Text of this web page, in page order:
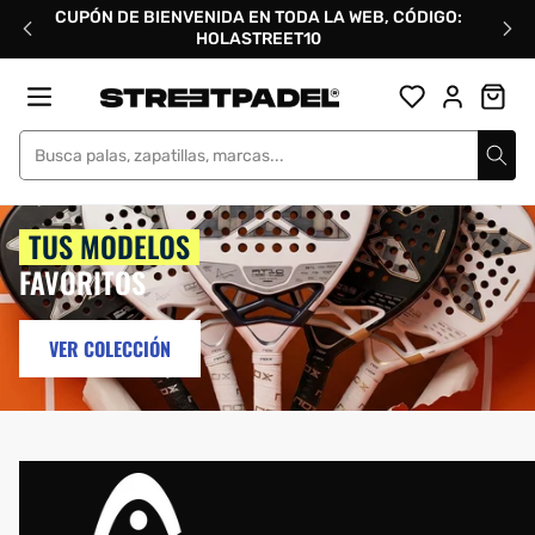
directamente
CUPÓN DE BIENVENIDA EN TODA LA WEB, CÓDIGO:
HOLASTREET10
Street Padel
TUS MODELOS
FAVORITOS
VER COLECCIÓN